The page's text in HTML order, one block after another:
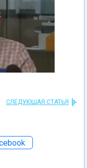
СЛЕДУЮЩАЯ СТАТЬЯ